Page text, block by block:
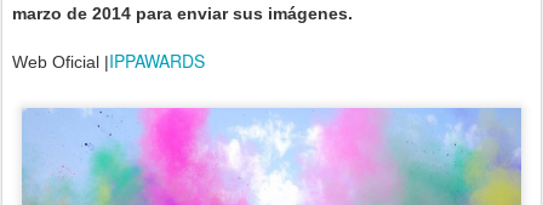
marzo de 2014 para enviar sus imágenes.
Web Oficial |IPPAWARDS